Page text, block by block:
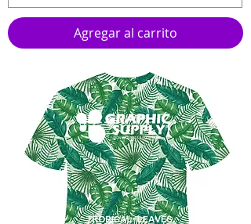
Agregar al carrito